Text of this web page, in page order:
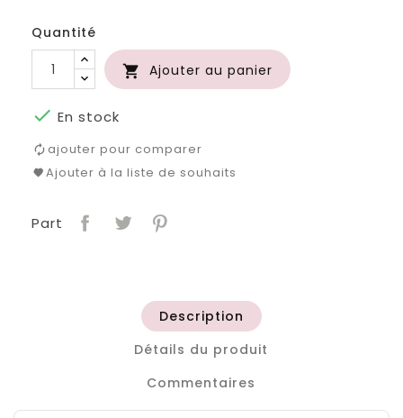
Quantité
 Ajouter au panier
 En stock
ajouter pour comparer
Ajouter à la liste de souhaits
Part
Description
Détails du produit
Commentaires